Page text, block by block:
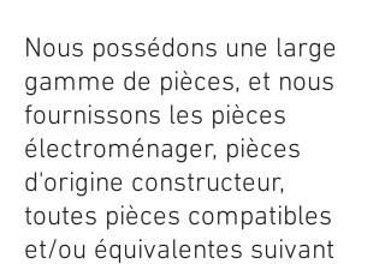
Nous possédons une large
gamme de pièces, et nous
fournissons les pièces
électroménager, pièces
d'origine constructeur,
toutes pièces compatibles
et/ou équivalentes suivant